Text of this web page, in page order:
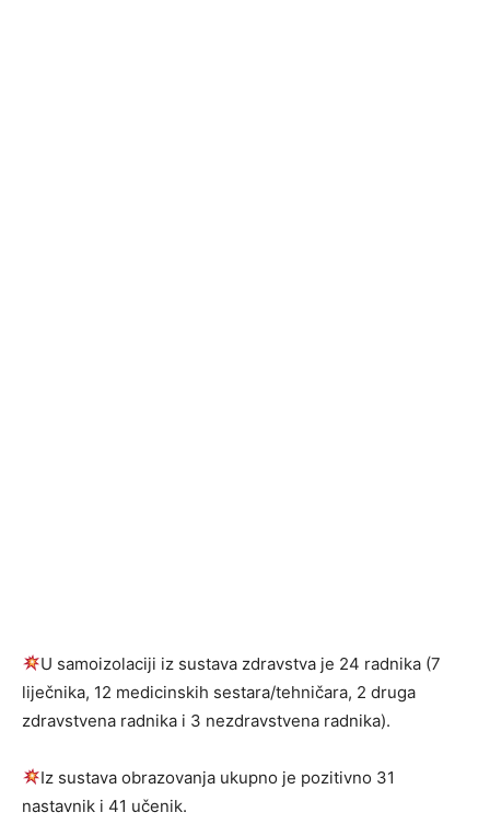
U samoizolaciji iz sustava zdravstva je 24 radnika (7
liječnika, 12 medicinskih sestara/tehničara, 2 druga
zdravstvena radnika i 3 nezdravstvena radnika).
Iz sustava obrazovanja ukupno je pozitivno 31
nastavnik i 41 učenik.